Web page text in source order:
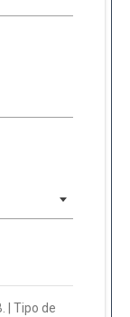
| Tipo de